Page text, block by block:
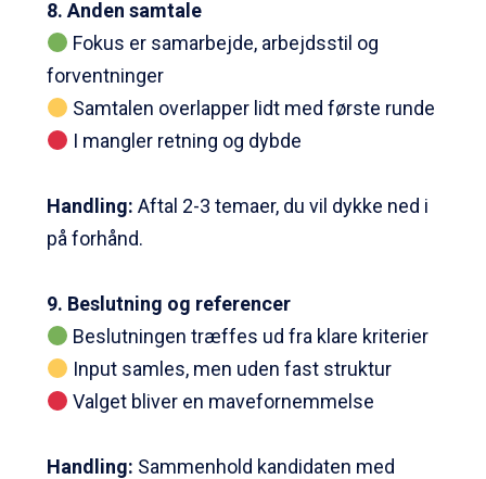
8. Anden samtale
Fokus er samarbejde, arbejdsstil og
forventninger
Samtalen overlapper lidt med første runde
I mangler retning og dybde
Handling: Aftal 2-3 temaer, du vil dykke ned i
på forhånd.
9. Beslutning og referencer
Beslutningen træffes ud fra klare kriterier
Input samles, men uden fast struktur
Valget bliver en mavefornemmelse
Handling: Sammenhold kandidaten med